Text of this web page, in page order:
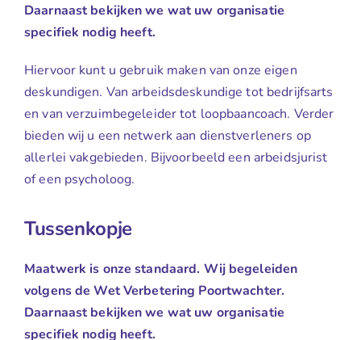
Daarnaast bekijken we wat uw organisatie
specifiek nodig heeft.
Hiervoor kunt u gebruik maken van onze eigen
deskundigen. Van arbeidsdeskundige tot bedrijfsarts
en van verzuimbegeleider tot loopbaancoach. Verder
bieden wij u een netwerk aan dienstverleners op
allerlei vakgebieden. Bijvoorbeeld een arbeidsjurist
of een psycholoog.
Tussenkopje
Maatwerk is onze standaard. Wij begeleiden
volgens de Wet Verbetering Poortwachter.
Daarnaast bekijken we wat uw organisatie
specifiek nodig heeft.